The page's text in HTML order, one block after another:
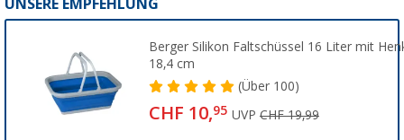
UNSERE EMPFEHLUNG
Berger Silikon Faltschüssel 16 Liter mit
18,4 cm
(Über100)
CHF 10,95 UVP CHF 19,99